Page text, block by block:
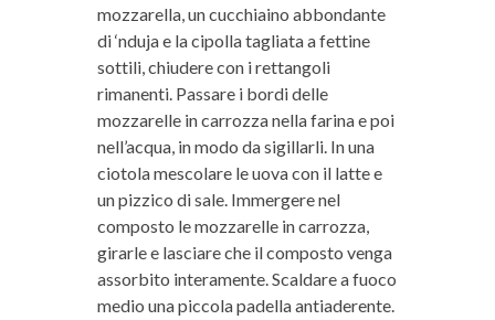
mozzarella, un cucchiaino abbondante
di ‘nduja e la cipolla tagliata a fettine
sottili, chiudere con i rettangoli
rimanenti. Passare i bordi delle
mozzarelle in carrozza nella farina e poi
nell’acqua, in modo da sigillarli. In una
ciotola mescolare le uova con il latte e
un pizzico di sale. Immergere nel
composto le mozzarelle in carrozza,
girarle e lasciare che il composto venga
assorbito interamente. Scaldare a fuoco
medio una piccola padella antiaderente.